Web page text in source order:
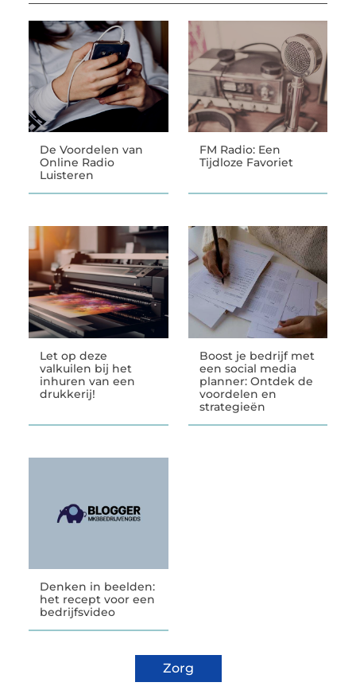
De Voordelen van
Online Radio
Luisteren
FM Radio: Een
Tijdloze Favoriet
Let op deze
valkuilen bij het
inhuren van een
drukkerij!
Boost je bedrijf met
een social media
planner: Ontdek de
voordelen en
strategieën
Denken in beelden:
het recept voor een
bedrijfsvideo
Zorg